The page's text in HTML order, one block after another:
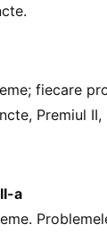
fiecare
Premiul II,
a